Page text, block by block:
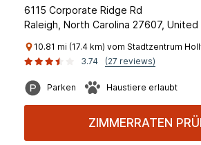
6115 Corporate Ridge Rd
Raleigh, North Carolina 27607,
10.81 mi (17.4 km) vom Stadtzentrum
3.74
(27 reviews)
Parken Haustiere erlaubt
ZIMMERRATEN